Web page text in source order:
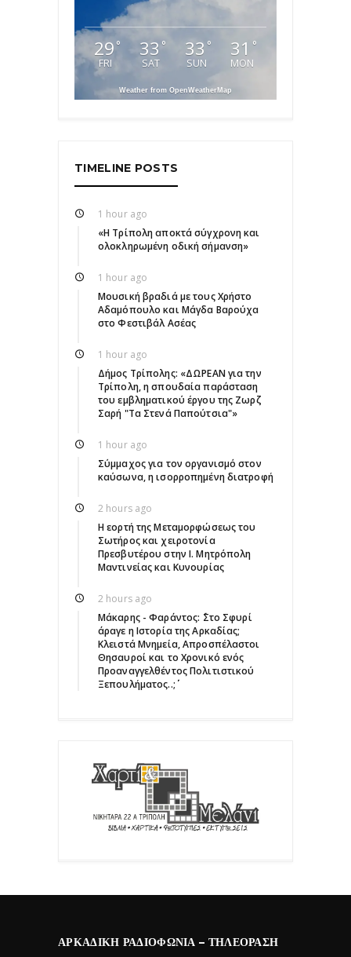
29 °
FRI
33 °
SAT
33 °
SUN
31 °
MON
Weather from OpenWeatherMap
TIMELINE POSTS
1 hour ago
«Η Τρίπολη αποκτά σύγχρονη και
ολοκληρωμένη οδική σήμανση»
1 hour ago
Μουσική βραδιά με τους Χρήστο
Αδαμόπουλο και Μάγδα Βαρούχα
στο Φεστιβάλ Ασέας
1 hour ago
Δήμος Τρίπολης: «ΔΩΡΕΑΝ για την
Τρίπολη, η σπουδαία παράσταση
του εμβληματικού έργου της Ζωρζ
Σαρή "Τα Στενά Παπούτσια"»
1 hour ago
Σύμμαχος για τον οργανισμό στον
καύσωνα, η ισορροπημένη διατροφή
2 hours ago
Η εορτή της Μεταμορφώσεως του
Σωτήρος και χειροτονία
Πρεσβυτέρου στην Ι. Μητρόπολη
Μαντινείας και Κυνουρίας
2 hours ago
Μάκαρης - Φαράντος: ΄΄Στο Σφυρί
άραγε η Ιστορία της Αρκαδίας;
Κλειστά Μνημεία, Απροσπέλαστοι
Θησαυροί και το Χρονικό ενός
Προαναγγελθέντος Πολιτιστικού
Ξεπουλήματος..;΄΄
ΑΡΚΑΔΙΚΉ ΡΑΔΙΟΦΩΝΊΑ – ΤΗΛΕΌΡΑΣΗ